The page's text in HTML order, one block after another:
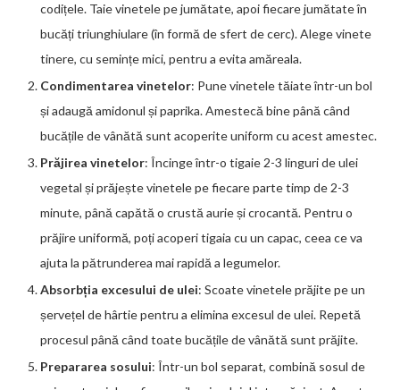
codițele. Taie vinetele pe jumătate, apoi fiecare jumătate în
bucăți triunghiulare (în formă de sfert de cerc). Alege vinete
tinere, cu semințe mici, pentru a evita amăreala.
Condimentarea vinetelor: Pune vinetele tăiate într-un bol
și adaugă amidonul și paprika. Amestecă bine până când
bucățile de vânătă sunt acoperite uniform cu acest amestec.
Prăjirea vinetelor: Încinge într-o tigaie 2-3 linguri de ulei
vegetal și prăjește vinetele pe fiecare parte timp de 2-3
minute, până capătă o crustă aurie și crocantă. Pentru o
prăjire uniformă, poți acoperi tigaia cu un capac, ceea ce va
ajuta la pătrunderea mai rapidă a legumelor.
Absorbția excesului de ulei: Scoate vinetele prăjite pe un
șervețel de hârtie pentru a elimina excesul de ulei. Repetă
procesul până când toate bucățile de vânătă sunt prăjite.
Prepararea sosului: Într-un bol separat, combină sosul de